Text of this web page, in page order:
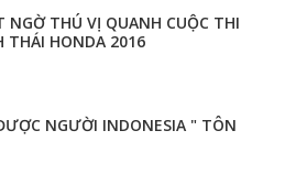
NGỜ THÚ VỊ QUANH CUỘC THI
THÁI HONDA 2016
NGƯỜI INDONESIA " TÔN